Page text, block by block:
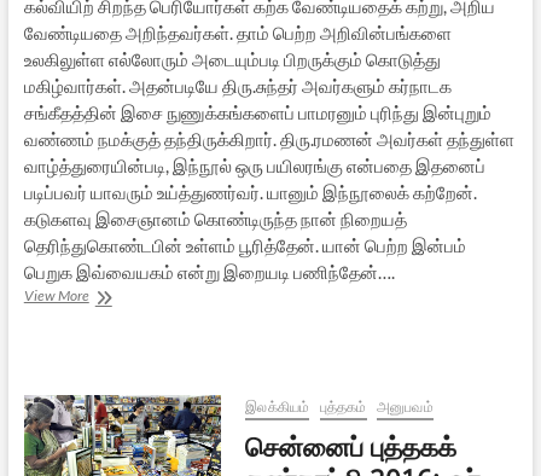
கல்வியிற் சிறந்த பெரியோர்கள் கற்க வேண்டியதைக் கற்று, அறிய
வேண்டியதை அறிந்தவர்கள். தாம் பெற்ற அறிவின்பங்களை
உலகிலுள்ள எல்லோரும் அடையும்படி பிறருக்கும் கொடுத்து
மகிழ்வார்கள். அதன்படியே திரு.சுந்தர் அவர்களும் கர்நாடக
சங்கீதத்தின் இசை நுணுக்கங்களைப் பாமரனும் புரிந்து இன்புறும்
வண்ணம் நமக்குத் தந்திருக்கிறார். திரு.ரமணன் அவர்கள் தந்துள்ள
வாழ்த்துரையின்படி, இந்நூல் ஒரு பயிலரங்கு என்பதை இதனைப்
படிப்பவர் யாவரும் உய்த்துணர்வர். யானும் இந்நூலைக் கற்றேன்.
கடுகளவு இசைஞானம் கொண்டிருந்த நான் நிறையத்
தெரிந்துகொண்டபின் உள்ளம் பூரித்தேன். யான் பெற்ற இன்பம்
பெறுக இவ்வையகம் என்று இறையடி பணிந்தேன்….
View Moreஇசையை
அறிமுகம்
இலக்கியம் புத்தகம் அனுபவம்
சென்னைப் புத்தகக்